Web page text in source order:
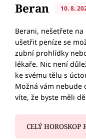
Beran 10. 8.
Berani, nešetřete na
ušetřit peníze se
zubní prohlídky
lékaře. Nic není
ke svému tělu s
Možná vám
víte, že byste měli
CELÝ HOROSKOP